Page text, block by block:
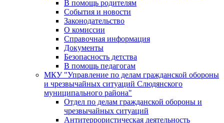
В помощь родителям
События и новости
Законодательство
О комиссии
Справочная информация
Документы
Безопасность детства
В помощь педагогам
МКУ "Управление по делам гражданской обороны
и чрезвычайных ситуаций Слюдянского
муниципального района"
Отдел по делам гражданской обороны и
чрезвычайных ситуаций
Антитеррористическая деятельность